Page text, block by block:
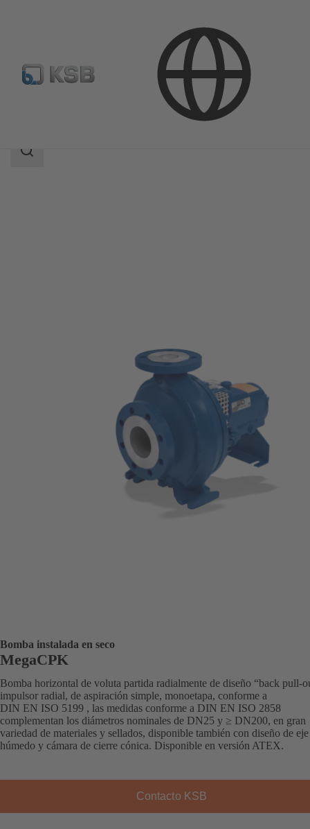
Catálogo de productos MegaCPK
Área
Bomba instalada en seco
MegaCPK
Bomba horizontal de voluta partida radialmente de diseño “back pull-
impulsor radial, de aspiración simple, monoetapa, conforme a
DIN EN ISO 5199 , las medidas conforme a DIN EN ISO 2858
complementan los diámetros nominales de DN25 y ≥ DN200, en gran
variedad de materiales y sellados, disponible también con diseño de eje
húmedo y cámara de cierre cónica. Disponible en versión ATEX.
Contacto KSB